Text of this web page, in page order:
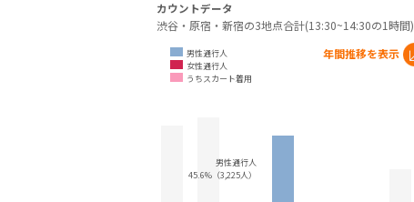
カウントデータ
渋谷・原宿・新宿の3地点合計(13:30~14:30の1時間)
男性通行人
女性通行人
うちスカート着用
年間推移を表示
男性通行人
45.6%（3,225人）